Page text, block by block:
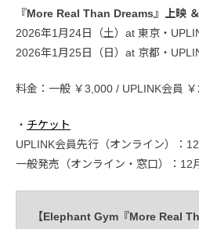
『More Real Than Dreams』上映
2026年1月24日（土）at 東京・
2026年1月25日（日）at 京都・
料金：一般 ￥3,000 / UPLINK会員
・ チケット
UPLINK会員先行（オンライン）：
一般発売（オンライン・窓口）：12
【Elephant Gym『More Real